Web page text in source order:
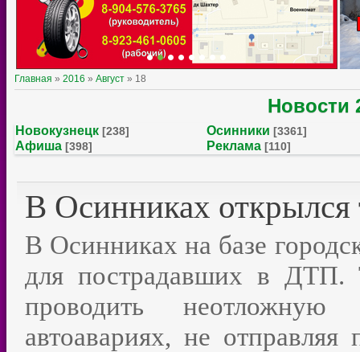
Главная » 2016 » Август » 18
Новости
Новокузнецк [238] Осинники [3361]
Афиша [398] Реклама [110]
В Осинниках открылся
В Осинниках на базе
для пострадавших в ДТП.
проводить неотложную
автоавариях, не